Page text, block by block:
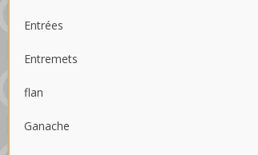
Entrées
Entremets
flan
Ganache